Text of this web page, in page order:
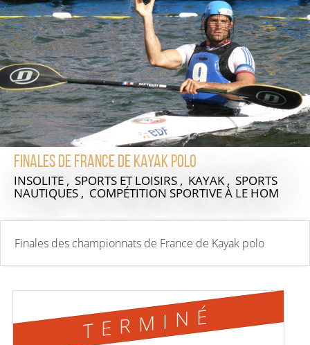
Finales de France de Kayak polo
INSOLITE , SPORTS ET LOISIRS , KAYAK , SPORTS
NAUTIQUES , COMPÉTITION SPORTIVEÀ LE HOM
Finales des championnats de France de Kayak polo
TERMINÉ